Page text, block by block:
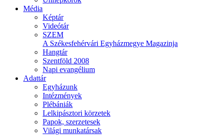
Média
Képtár
Videótár
SZEM
A Székesfehérvári Egyházmegye Magazinja
Hangtár
Szentföld 2008
Napi evangélium
Adattár
Egyházunk
Intézmények
Plébániák
Lelkipásztori körzetek
Papok, szerzetesek
Világi munkatársak